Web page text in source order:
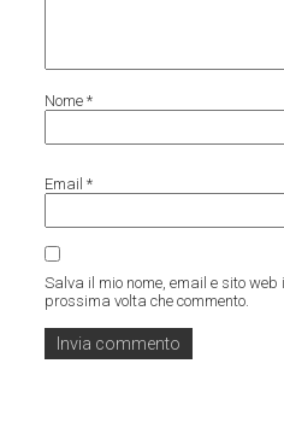
Nome*
Email*
Salva il mio nome, email e sito
prossima volta che commento.